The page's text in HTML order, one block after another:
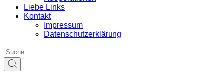
Liebe Links
Kontakt
Impressum
Datenschutzerklärung